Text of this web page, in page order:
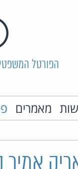
הפורטל המשפטי
מאמרים